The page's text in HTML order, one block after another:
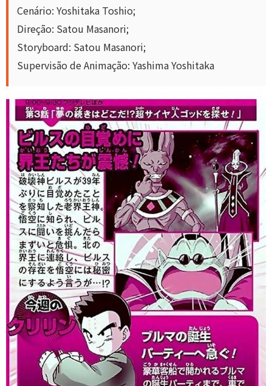
Cenário: Yoshitaka Toshio;
Direção: Satou Masanori;
Storyboard: Satou Masanori;
Supervisão de Animação: Yashima Yoshitaka